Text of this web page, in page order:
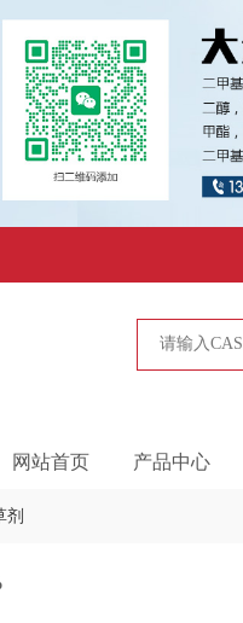
网站首页 产品中心
剂